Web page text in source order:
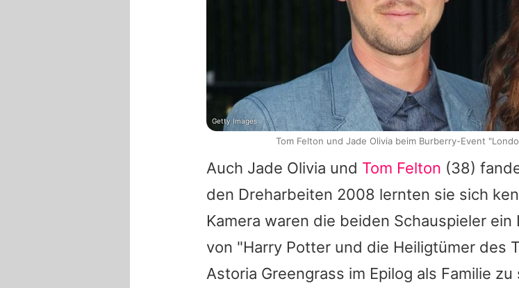
Auch Jade Olivia und Tom Felton (38)
den Dreharbeiten 2008 lernten sie sich
Kamera waren die beiden Schauspieler
von "Harry Potter und die Heiligtümer des
Astoria Greengrass im Epilog als Familie
Getty Images
Tom Felton und Jade Olivia beim Burberry-Event